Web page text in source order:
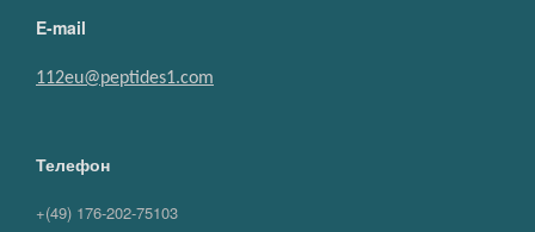
E-mail
112eu@peptides1.com
Телефон
+(49) 176-202-75103